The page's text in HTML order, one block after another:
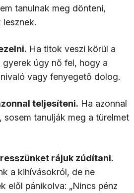
tanulnak meg dönteni,
Ha titok veszi körül a
gyerek úgy nő fel, hogy a
vagy fenyegető dolog.
teljesíteni. Ha azonnal
sosem tanulják meg a türelmet
rájuk zúdítani.
a kihívásokról, de ne
elől pánikolva: „Nincs pénz